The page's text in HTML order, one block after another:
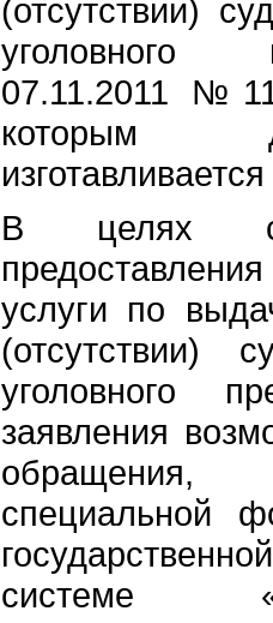
(отсутствии)
уголовного
07.11.2011
которым
В целях
услуги по
(отсутствии)
уголовного
заявления
обращения,
специальной
системе